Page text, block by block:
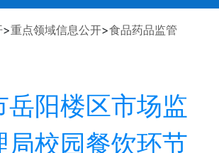
>重点领域信息公开>食品药品监管
岳阳楼区市场监
局校园餐饮环节